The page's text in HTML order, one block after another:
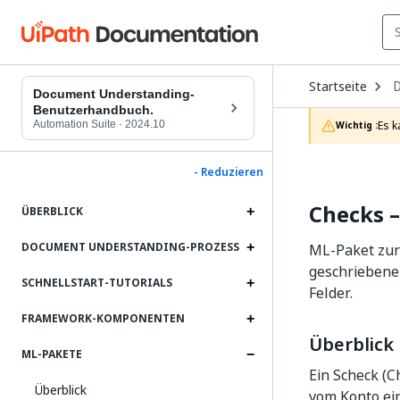
Document Understanding-
Benutzerhandbuch.
Automation Suite · 2024.10
- Reduzieren
ÜBERBLICK
DOCUMENT UNDERSTANDING-PROZESS
SCHNELLSTART-TUTORIALS
FRAMEWORK-KOMPONENTEN
ML-PAKETE
Überblick
Startseite
to
Wichtig :Es
Checks
ML-Paket
Felder.
Überblick
Ein Scheck